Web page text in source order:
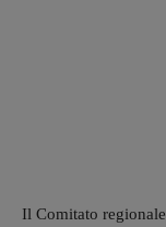
Il Comitato